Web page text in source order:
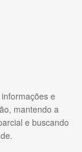
e
mantendo a
e buscando